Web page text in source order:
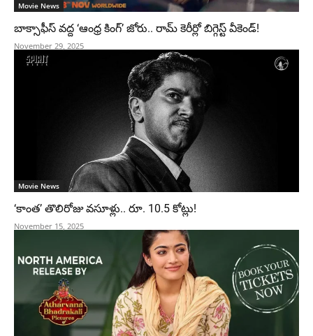
Movie News
బాక్సాఫీస్ వద్ద ‘ఆంధ్ర కింగ్’ జోరు.. రామ్ కెరీర్లో బిగ్గెస్ట్ వీకెండ్!
November 29, 2025
Movie News
‘కాంత’ తొలిరోజు వసూళ్లు.. రూ. 10.5 కోట్లు!
November 15, 2025